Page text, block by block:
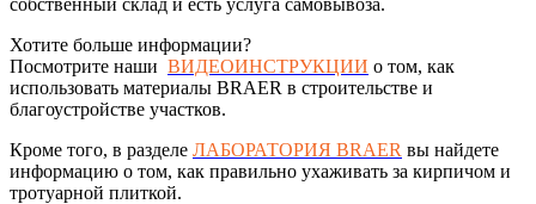
Хотите больше информации?
Посмотрите наши ВИДЕОИНСТРУКЦИИ о том, как
использовать материалы BRAER в строительстве и
благоустройстве участков.
Кроме того, в разделе ЛАБОРАТОРИЯ BRAER вы найдете
информацию о том, как правильно ухаживать за кирпичом и
тротуарной плиткой.